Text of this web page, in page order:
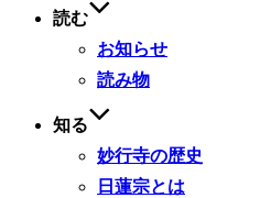
読む
お知らせ
読み物
知る
妙行寺の歴史
日蓮宗とは